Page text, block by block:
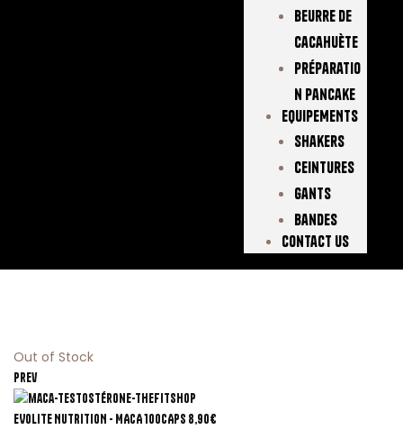
Beurre De
Cacahuète
Préparatio
N Pancake
EQUIPEMENTS
Shakers
Ceintures
Gants
Bandes
Contact Us
Out of Stock
Prev
EVOLITE NUTRITION - MACA 100CAPS 8,90€